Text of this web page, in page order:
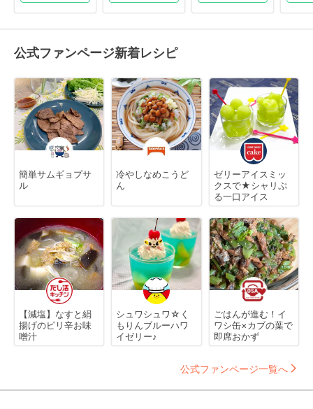
公式ファンページ新着レシピ
簡単サムギョプサ
ル
冷やしなめこうど
ん
ゼリーアイスミッ
クスで★シャリぷ
る一口アイス
【減塩】なすと絹
揚げのピリ辛お味
噌汁
シュワシュワ☆く
もりんブルーハワ
イゼリー♪
ごはんが進む！イ
ワシ缶×カブの葉で
即席おかず
公式ファンページ一覧へ